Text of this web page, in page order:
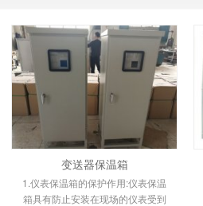
变送器保温箱
1.仪表保温箱的保护作用:仪表保温
箱具有防止安装在现场的仪表受到